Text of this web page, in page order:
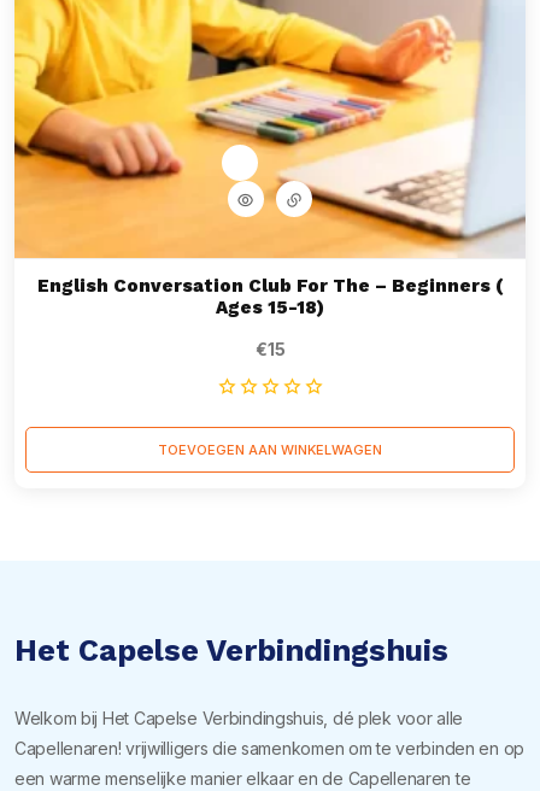
English Conversation Club For The – Beginners (
Ages 15-18)
€15
TOEVOEGEN AAN WINKELWAGEN
Het Capelse Verbindingshuis
Welkom bij Het Capelse Verbindingshuis, dé plek voor alle
Capellenaren! vrijwilligers die samenkomen om te verbinden en op
een warme menselijke manier elkaar en de Capellenaren te